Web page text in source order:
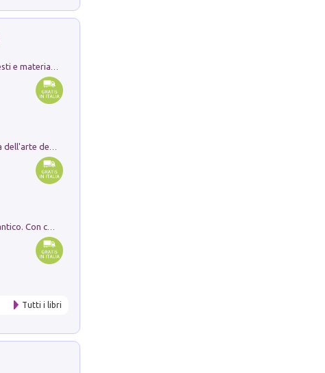
Tutti i libri